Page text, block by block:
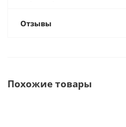
Отзывы
Похожие товары